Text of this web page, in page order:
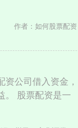
作者：如何股票配资
公司借入资金，
。 股票配资是一